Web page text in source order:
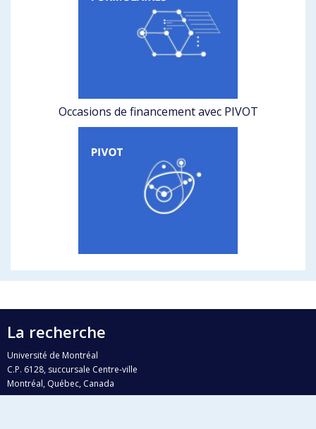
Occasions de financement avec PIVOT
La recherche
Université de Montréal
C.P. 6128, succursale Centre-ville
Montréal, Québec, Canada
H3C 3J7